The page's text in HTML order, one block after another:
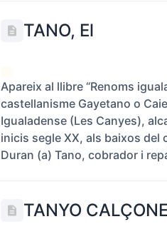
TANO, El
Apareix al llibre “Renoms
castellanisme Gayetano o
Igualadense (Les Canyes),
inicis segle XX, als baixos del
Duran (a) Tano, cobrador i
TANYO